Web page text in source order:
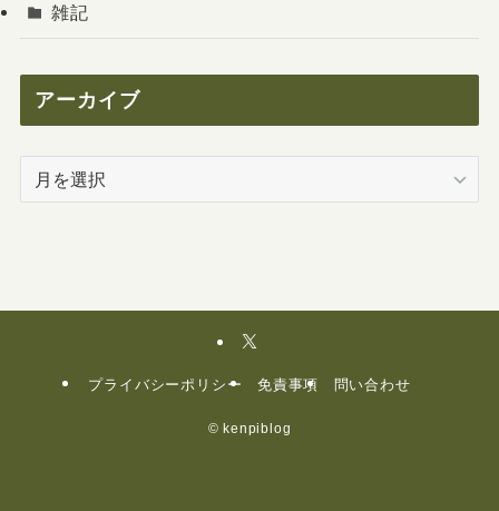
雑記
アーカイブ
プライバシーポリシー 免責事項 問い合わせ
© kenpiblog